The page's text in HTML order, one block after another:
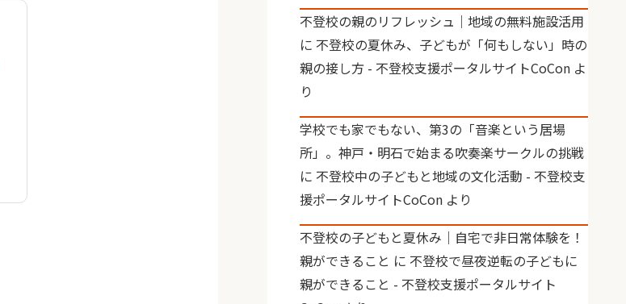
不登校の親のリフレッシュ｜地域の無料施設活用
に 不登校の夏休み、子どもが「何もしない」時の
親の接し方 - 不登校支援ポータルサイトCoCon よ
り
学校でも家でもない、第3の「音楽という居場
所」。神戸・明石で始まる吹奏楽サークルの挑戦
に 不登校中の子どもと地域の文化活動 - 不登校支
援ポータルサイトCoCon より
不登校の子どもと夏休み｜自宅で非日常体験を！
親ができること に 不登校で昼夜逆転の子どもに
親ができること - 不登校支援ポータルサイト